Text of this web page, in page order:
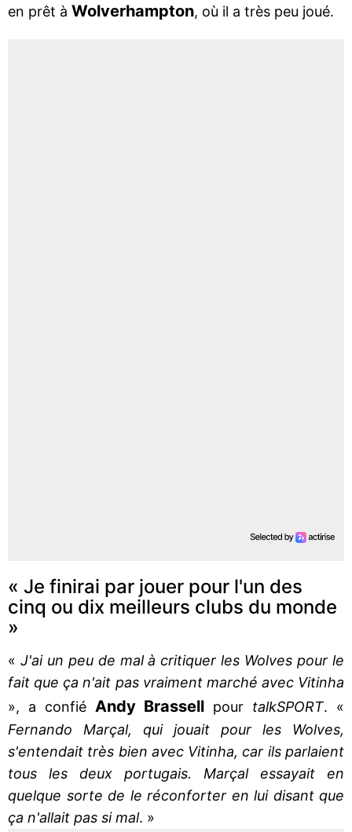
en prêt à Wolverhampton, où il a très peu joué.
« Je finirai par jouer pour l'un des
cinq ou dix meilleurs clubs du monde
»
« J'ai un peu de mal à critiquer les Wolves pour le
fait que ça n'ait pas vraiment marché avec Vitinha
», a confié Andy Brassell pour talkSPORT. «
Fernando Marçal, qui jouait pour les Wolves,
s'entendait très bien avec Vitinha, car ils parlaient
tous les deux portugais. Marçal essayait en
quelque sorte de le réconforter en lui disant que
ça n'allait pas si mal. »